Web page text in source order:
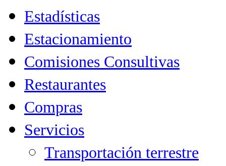
Estadísticas
Estacionamiento
Comisiones Consultivas
Restaurantes
Compras
Servicios
Transportación terrestre